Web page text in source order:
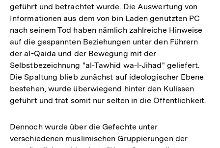
geführt und betrachtet wurde. Die Auswertung von
Informationen aus dem von bin Laden genutzten PC
nach seinem Tod haben nämlich zahlreiche Hinweise
auf die gespannten Beziehungen unter den Führern
der al-Qaida und der Bewegung mit der
Selbstbezeichnung "al-Tawhid wa-l-Jihad" geliefert.
Die Spaltung blieb zunächst auf ideologischer Ebene
bestehen, wurde überwiegend hinter den Kulissen
geführt und trat somit nur selten in die Öffentlichkeit.
Dennoch wurde über die Gefechte unter
verschiedenen muslimischen Gruppierungen der